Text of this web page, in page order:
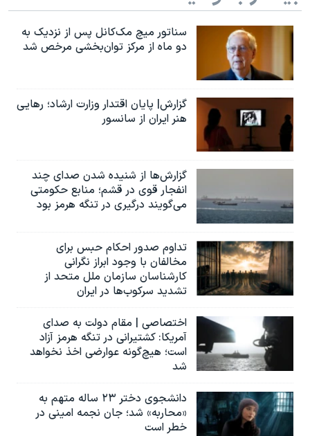
سناتور میچ مک‌کانل پس از نزدیک به
دو ماه از مرکز توان‌بخشی مرخص شد
گزارش| پایان اقتدار وزارت ارشاد؛ رهایی
هنر ایران از سانسور
گزارش‌ها از شنیده شدن صدای چند
انفجار قوی در قشم؛ منابع حکومتی
می‌گویند درگیری در تنگه هرمز بود
تداوم صدور احکام حبس برای
مخالفان با وجود ابراز نگرانی
کارشناسان سازمان ملل متحد از
تشدید سرکوب‌ها در ایران
اختصاصی | مقام دولت به صدای
آمریکا: کشتیرانی در تنگه هرمز آزاد
است؛ هیچ‌گونه عوارضی اخذ نخواهد
شد
دانشجوی دختر ۲۳ ساله متهم به
«محاربه» شد؛ جان نجمه امینی در
خطر است